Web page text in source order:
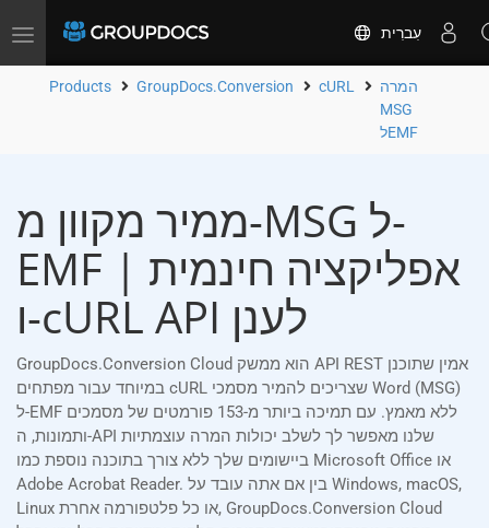
Toggle
עִברִית
Products GroupDocs.Conversion cURL
המרה
MSG
לEMF
ממיר מקוון מ-MSG ל-
EMF | אפליקציה חינמית
ו-cURL API לענן
GroupDocs.Conversion Cloud הוא ממשק API REST אמין שתוכנן
במיוחד עבור מפתחים cURL שצריכים להמיר מסמכי Word (MSG)
ל-EMF ללא מאמץ. עם תמיכה ביותר מ-153 פורמטים של מסמכים
ותמונות, ה-API שלנו מאפשר לך לשלב יכולות המרה עוצמתיות
ביישומים שלך ללא צורך בתוכנה נוספת כמו Microsoft Office או
Adobe Acrobat Reader. בין אם אתה עובד על Windows, macOS,
Linux או כל פלטפורמה אחרת, GroupDocs.Conversion Cloud